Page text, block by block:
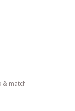
& match